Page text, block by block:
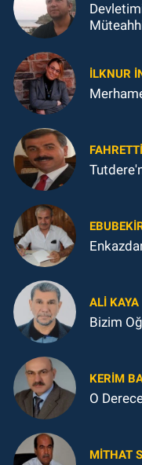
Devletimiz
İLKNUR
ALI KAYA
Bizim
KERIM
O
MITHAT